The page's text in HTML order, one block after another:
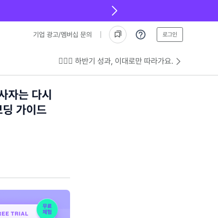
기업 광고/멤버십 문의 로그인
💁🏻‍♂️ 하반기 성과, 이대로만 따라가요.
자는 다시
가이드